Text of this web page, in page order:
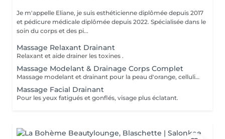
Je m'appelle Eliane, je suis esthéticienne diplômée depuis 2017
et pédicure médicale diplômée depuis 2022. Spécialisée dans le
soin du corps et des pi...
Massage Relaxant Drainant
Relaxant et aide drainer les toxines .
Massage Modelant & Drainage Corps Complet
Massage modelant et drainant pour la peau d'orange, cellulite aqueuse et raffermissante. Aide drainer la lymphe, toxines du corps et rétention d'eau.
Massage Facial Drainant
Pour les yeux fatigués et gonflés, visage plus éclatant.